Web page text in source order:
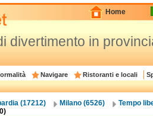
Home
divertimento in
Navigare Ristoranti e locali
(17212) Milano (6526) Tempo